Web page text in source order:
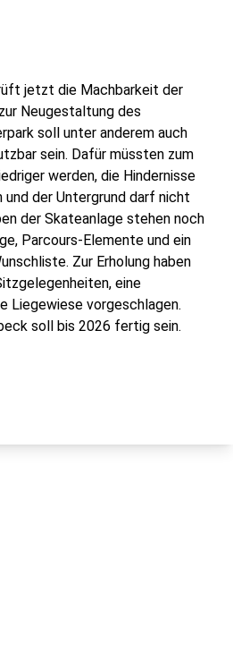
jetzt die Machbarkeit der
Neugestaltung des
soll unter anderem auch
sein. Dafür müssten zum
werden, die Hindernisse
und der Untergrund darf nicht
der Skateanlage stehen noch
Parcours-Elemente und ein
Zur Erholung haben
eine
Liegewiese vorgeschlagen.
soll bis 2026 fertig sein.